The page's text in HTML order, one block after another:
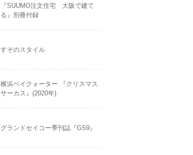
『SUUMO注文住宅 大阪で建て
る』別冊付録
すそのスタイル
横浜ベイクォーター 『クリスマス
サーカス』(2020年)
グランドセイコー季刊誌『GS9』